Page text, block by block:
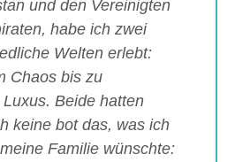
und den Vereinigten
habe ich zwei
Welten erlebt:
Chaos bis zu
Beide hatten
keine bot das, was ich
Familie wünschte: